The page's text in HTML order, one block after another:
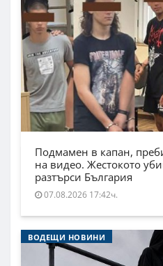
Подмамен в капан,
на видео. Жестокото
разтърси България
07.08.2026 17:42ч.
ВОДЕЩИ НОВИНИ